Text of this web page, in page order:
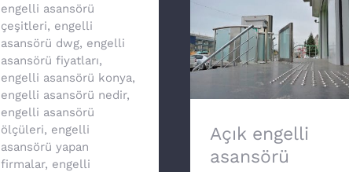
engelli asansörü
çeşitleri, engelli
asansörü dwg, engelli
asansörü fiyatları,
engelli asansörü konya,
engelli asansörü nedir,
engelli asansörü
ölçüleri, engelli
asansörü yapan
firmalar, engelli
Açık engelli asansörü
Açık engelli
asansörü